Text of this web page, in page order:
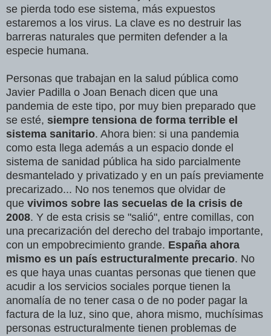
se pierda todo ese sistema, más expuestos
estaremos a los virus. La clave es no destruir las
barreras naturales que permiten defender a la
especie humana.
Personas que trabajan en la salud pública como
Javier Padilla o Joan Benach dicen que una
pandemia de este tipo, por muy bien preparado que
se esté, siempre tensiona de forma terrible el
sistema sanitario. Ahora bien: si una pandemia
como esta llega además a un espacio donde el
sistema de sanidad pública ha sido parcialmente
desmantelado y privatizado y en un país previamente
precarizado... No nos tenemos que olvidar de
que vivimos sobre las secuelas de la crisis de
2008. Y de esta crisis se "salió", entre comillas, con
una precarización del derecho del trabajo importante,
con un empobrecimiento grande. España ahora
mismo es un país estructuralmente precario. No
es que haya unas cuantas personas que tienen que
acudir a los servicios sociales porque tienen la
anomalía de no tener casa o de no poder pagar la
factura de la luz, sino que, ahora mismo, muchísimas
personas estructuralmente tienen problemas de